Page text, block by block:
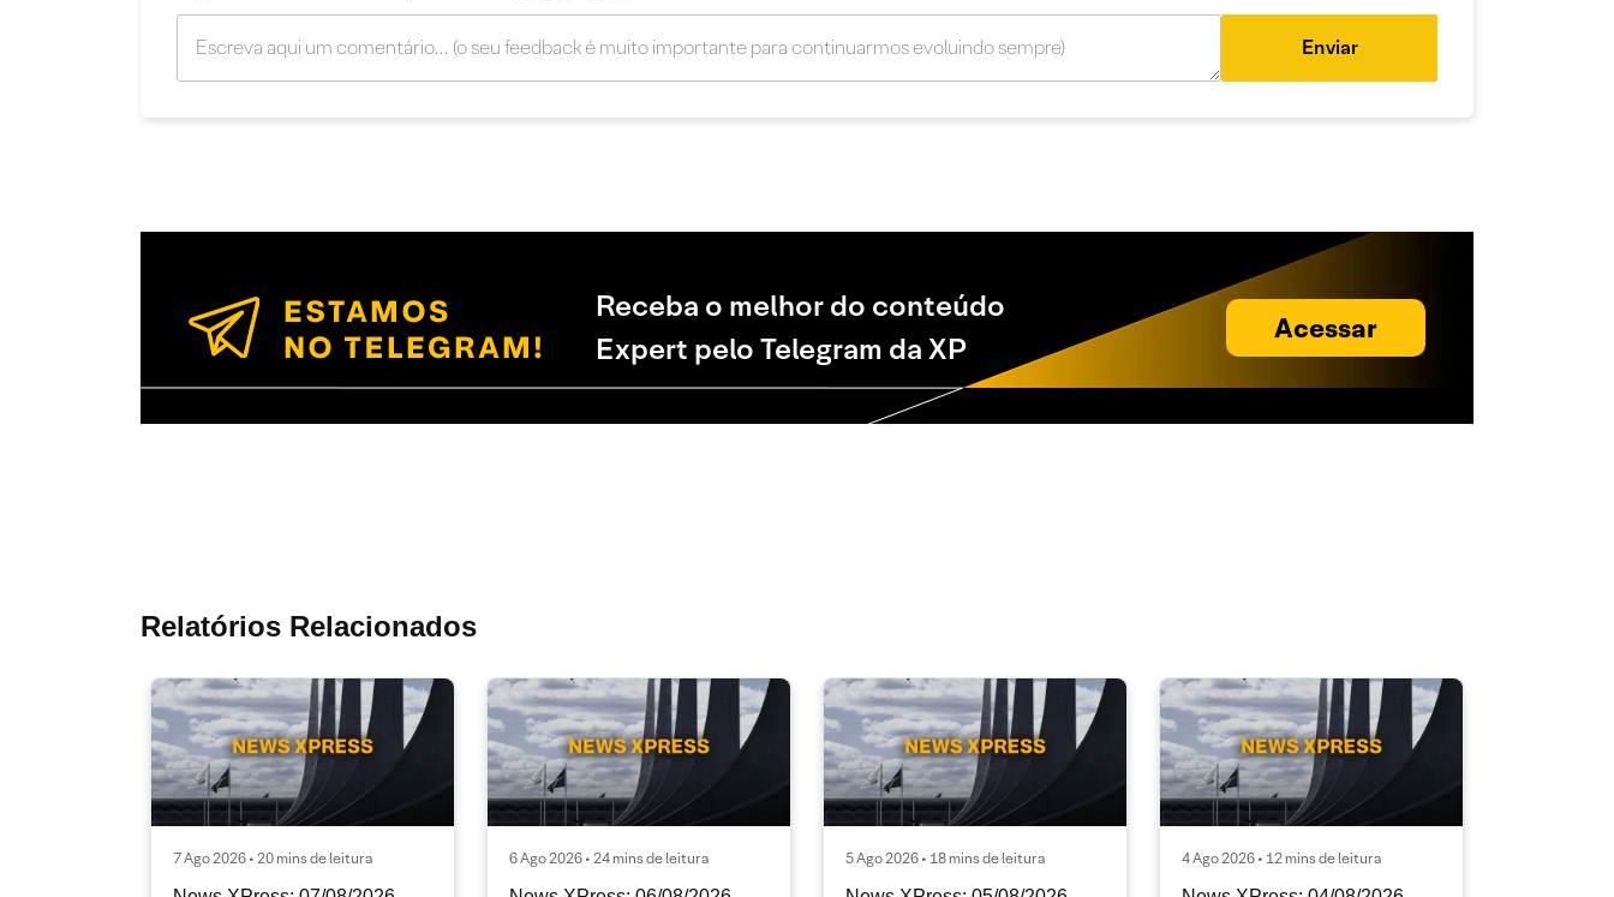
Enviar
Receba o melhor do conteúdo
Expert pelo Telegram da XP
Acessar
Relatórios Relacionados
7 Ago 2026 • 20 mins de leitura 6 Ago 2026 • 24 mins de leitura 5 Ago 2026 • 18 mins de leitura 4 Ago 2026 • 12 mins de leitura